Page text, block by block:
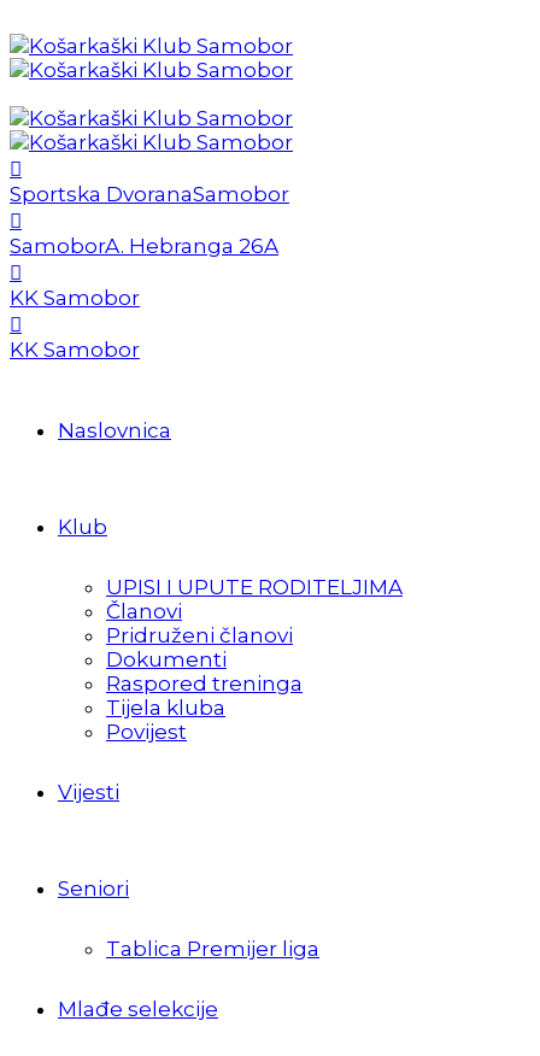
Sportska DvoranaSamobor
SamoborA. Hebranga 26A
KK Samobor
KK Samobor
Naslovnica
Klub
UPISI I UPUTE RODITELJIMA
Članovi
Pridruženi članovi
Dokumenti
Raspored treninga
Tijela kluba
Povijest
Vijesti
Seniori
Tablica Premijer liga
Mlađe selekcije